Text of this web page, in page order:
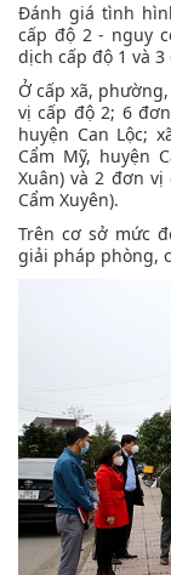
Đánh giá tình
cấp độ 2 - nguy
dịch cấp độ 1 và
Ở cấp xã,
vị cấp độ 2; 6
huyện Can Lộc;
Cẩm Mỹ, huyện
Xuân) và 2 đơn vị
Cẩm Xuyên).
Trên cơ sở mức
giải pháp phòng,